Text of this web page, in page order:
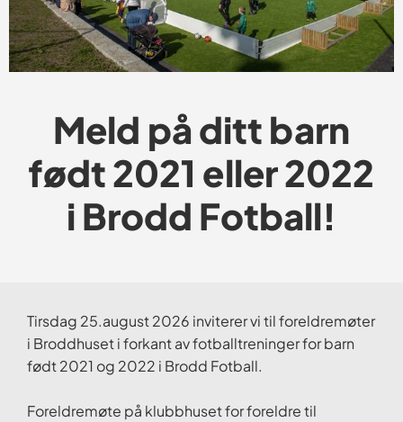
Meld på ditt barn
født 2021 eller 2022
i Brodd Fotball!
Tirsdag 25.august 2026 inviterer vi til foreldremøter
i Broddhuset i forkant av fotballtreninger for barn
født 2021 og 2022 i Brodd Fotball.
Foreldremøte på klubbhuset for foreldre til